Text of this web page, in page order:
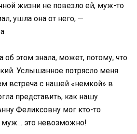
жизни не повезло ей, муж-то
ушла она от него, —
об этом знала, может, потому, что
Услышанное потрясло меня
встреча с нашей «немкой» в
представить, как нашу
Феликсовну мог кто-то
муж… это невозможно!